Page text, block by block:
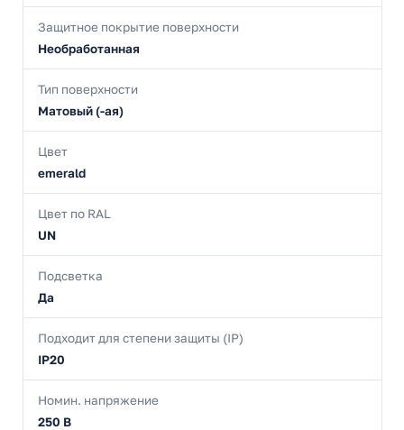
Защитное покрытие поверхности
Необработанная
Тип поверхности
Матовый (-ая)
Цвет
emerald
Цвет по RAL
UN
Подсветка
Да
Подходит для степени защиты (IP)
IP20
Номин. напряжение
250 В